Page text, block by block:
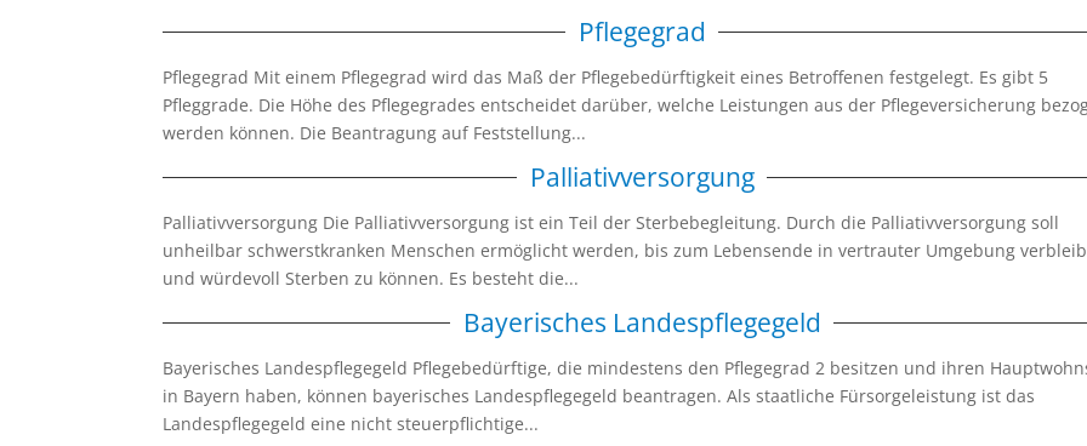
Pflegegrad
Pflegegrad Mit einem Pflegegrad wird das Maß der Pflegebedürftigkeit eines Betroffenen festgelegt. Es gibt 5
Pfleggrade. Die Höhe des Pflegegrades entscheidet darüber, welche Leistungen aus der Pflegeversicherung
werden können. Die Beantragung auf Feststellung...
Palliativversorgung
Palliativversorgung Die Palliativversorgung ist ein Teil der Sterbebegleitung. Durch die Palliativversorgung soll
unheilbar schwerstkranken Menschen ermöglicht werden, bis zum Lebensende in vertrauter Umgebung
und würdevoll Sterben zu können. Es besteht die...
Bayerisches Landespflegegeld
Bayerisches Landespflegegeld Pflegebedürftige, die mindestens den Pflegegrad 2 besitzen und ihren
in Bayern haben, können bayerisches Landespflegegeld beantragen. Als staatliche Fürsorgeleistung ist das
Landespflegegeld eine nicht steuerpflichtige...